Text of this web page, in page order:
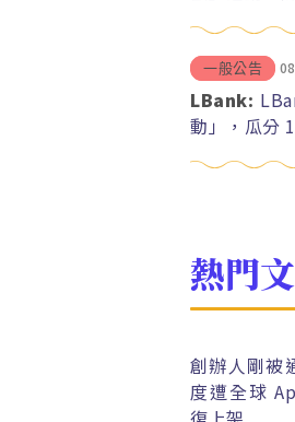
一般公告
LBank:
動」，瓜分
熱門
創辦人剛被
度遭全球